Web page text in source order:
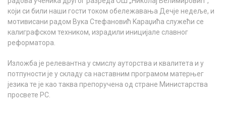
који си били наши гости током обележавања Дечје недеље, и
мотивисани радом Вука Стефановић Kараџића служећи се
калиграфском техником, израдили иницијале славног
реформатора.
Изложба је релевантна у смислу ауторства и квалитета и у
потпуности је у складу са наставним програмом матерњег
језика те је као таква препоручена од стране Министарства
просвете РС.